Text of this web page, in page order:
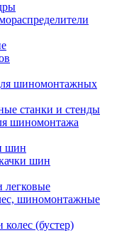
шиномонтажных
станки и стенды
шиномонтажа
шин
шин
шиномонтажные
колес (бустер)